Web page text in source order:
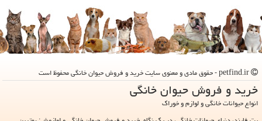
خرید و فروش حیوان خانگی
انواع حیوانات خانگی و لوازم و خوراک